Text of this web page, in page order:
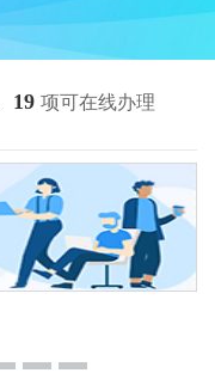
19 项可在线办理